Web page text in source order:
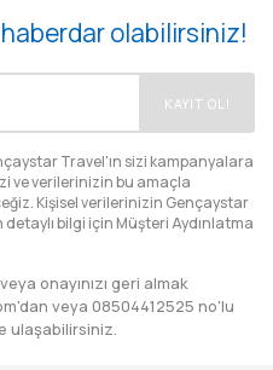
haberdar olabilirsiniz!
KAYIT OL!
Travel'ın sizi kampanyalara
ve verilerinizin bu amaçla
Kişisel verilerinizin Gençaystar
bilgi için Müşteri Aydınlatma
onayınızı geri almak
'dan veya 08504412525 no'lu
ulaşabilirsiniz.